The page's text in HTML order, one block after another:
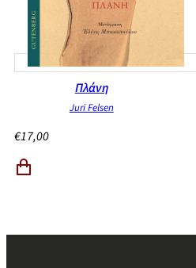
Πλάνη
Juri Felsen
€17,00